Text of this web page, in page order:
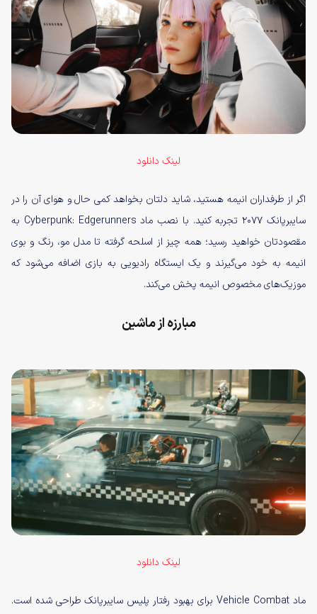
لینک دانلود
اگر از طرفداران انیمه هستید، شاید دلتان بخواهد کمی حال و هوای آن را در
سایبرپانک ۲۰۷۷ تجربه کنید. با نصب ماد Cyberpunk: Edgerunners به
مقصودتان خواهید رسید؛ همه چیز از اسلحه گرفته تا مدل مو، رنگ و بوی
انیمه به خود می‌گیرند و یک ایستگاه رادیویی به بازی اضافه می‌شود که
موزیک‌های مخصوص انیمه پخش می‌کند.
مبارزه از ماشین
لینک دانلود
ماد Vehicle Combat برای بهبود رفتار پلیس سایبرپانک طراحی شده است.